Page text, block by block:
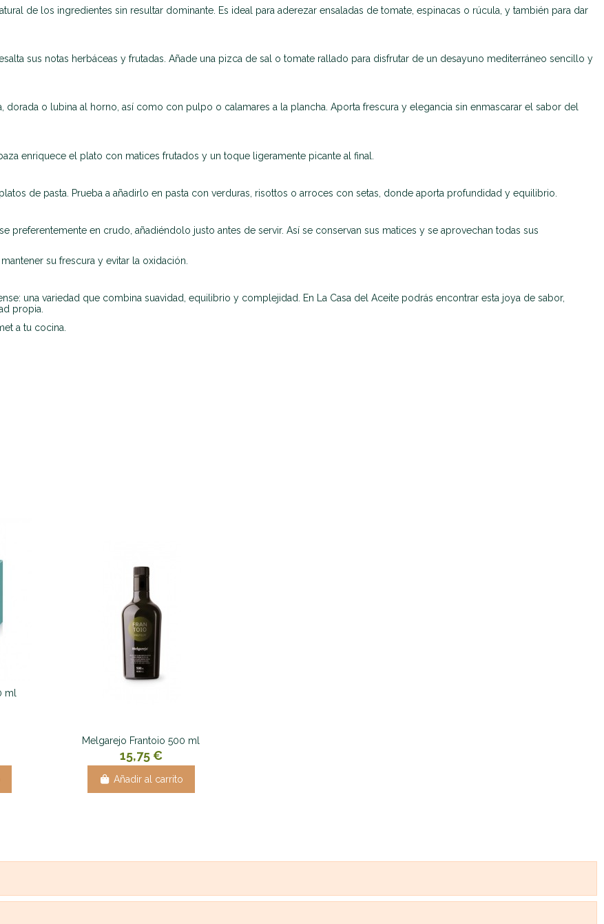
de los ingredientes sin resultar dominante. Es ideal para aderezar ensaladas de tomate, espinacas o rúcula, y también para dar
sus notas herbáceas y frutadas. Añade una pizca de sal o tomate rallado para disfrutar de un desayuno mediterráneo sencillo y
o lubina al horno, así como con pulpo o calamares a la plancha. Aporta frescura y elegancia sin enmascarar el sabor del
enriquece el plato con matices frutados y un toque ligeramente picante al final.
de pasta. Prueba a añadirlo en pasta con verduras, risottos o arroces con setas, donde aporta profundidad y equilibrio.
preferentemente en crudo, añadiéndolo justo antes de servir. Así se conservan sus matices y se aprovechan todas sus
su frescura y evitar la oxidación.
una variedad que combina suavidad, equilibrio y complejidad. En La Casa del Aceite podrás encontrar esta joya de sabor,
propia.
a tu cocina.
ml
Melgarejo Frantoio 500 ml
15,75 €
Añadir al carrito